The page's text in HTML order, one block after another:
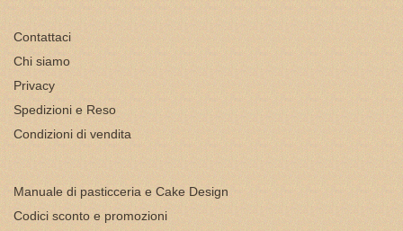
Contattaci
Chi siamo
Privacy
Spedizioni e Reso
Condizioni di vendita
Manuale di pasticceria e Cake Design
Codici sconto e promozioni